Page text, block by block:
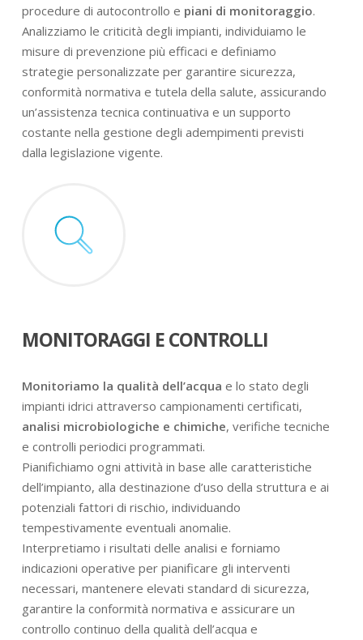
procedure di autocontrollo e piani di monitoraggio.
Analizziamo le criticità degli impianti, individuiamo le
misure di prevenzione più efficaci e definiamo
strategie personalizzate per garantire sicurezza,
conformità normativa e tutela della salute, assicurando
un’assistenza tecnica continuativa e un supporto
costante nella gestione degli adempimenti previsti
dalla legislazione vigente.
MONITORAGGI E CONTROLLI
Monitoriamo la qualità dell’acqua e lo stato degli
impianti idrici attraverso campionamenti certificati,
analisi microbiologiche e chimiche, verifiche tecniche
e controlli periodici programmati.
Pianifichiamo ogni attività in base alle caratteristiche
dell’impianto, alla destinazione d’uso della struttura e ai
potenziali fattori di rischio, individuando
tempestivamente eventuali anomalie.
Interpretiamo i risultati delle analisi e forniamo
indicazioni operative per pianificare gli interventi
necessari, mantenere elevati standard di sicurezza,
garantire la conformità normativa e assicurare un
controllo continuo della qualità dell’acqua e